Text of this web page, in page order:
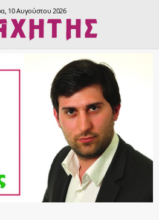
10 Αυγούστου 2026